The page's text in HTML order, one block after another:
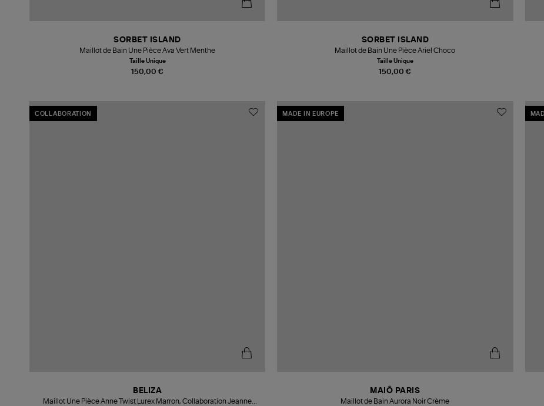
150,00 €
SORBET ISLAND
Maillot de Bain Une Pièce Ava Vert Menthe
Taille Unique
150,00 €
SORBET ISLAND
Maillot de Bain Une Pièce Ariel Choco
Taille Unique
COLLABORATION
BELIZA
Maillot Une Pièce Anne Twist Lurex Marron, Collaboration Jeanne
MADE IN EUROPE
MAIÔ PARIS
Maillot de Bain Aurora Noir Crème